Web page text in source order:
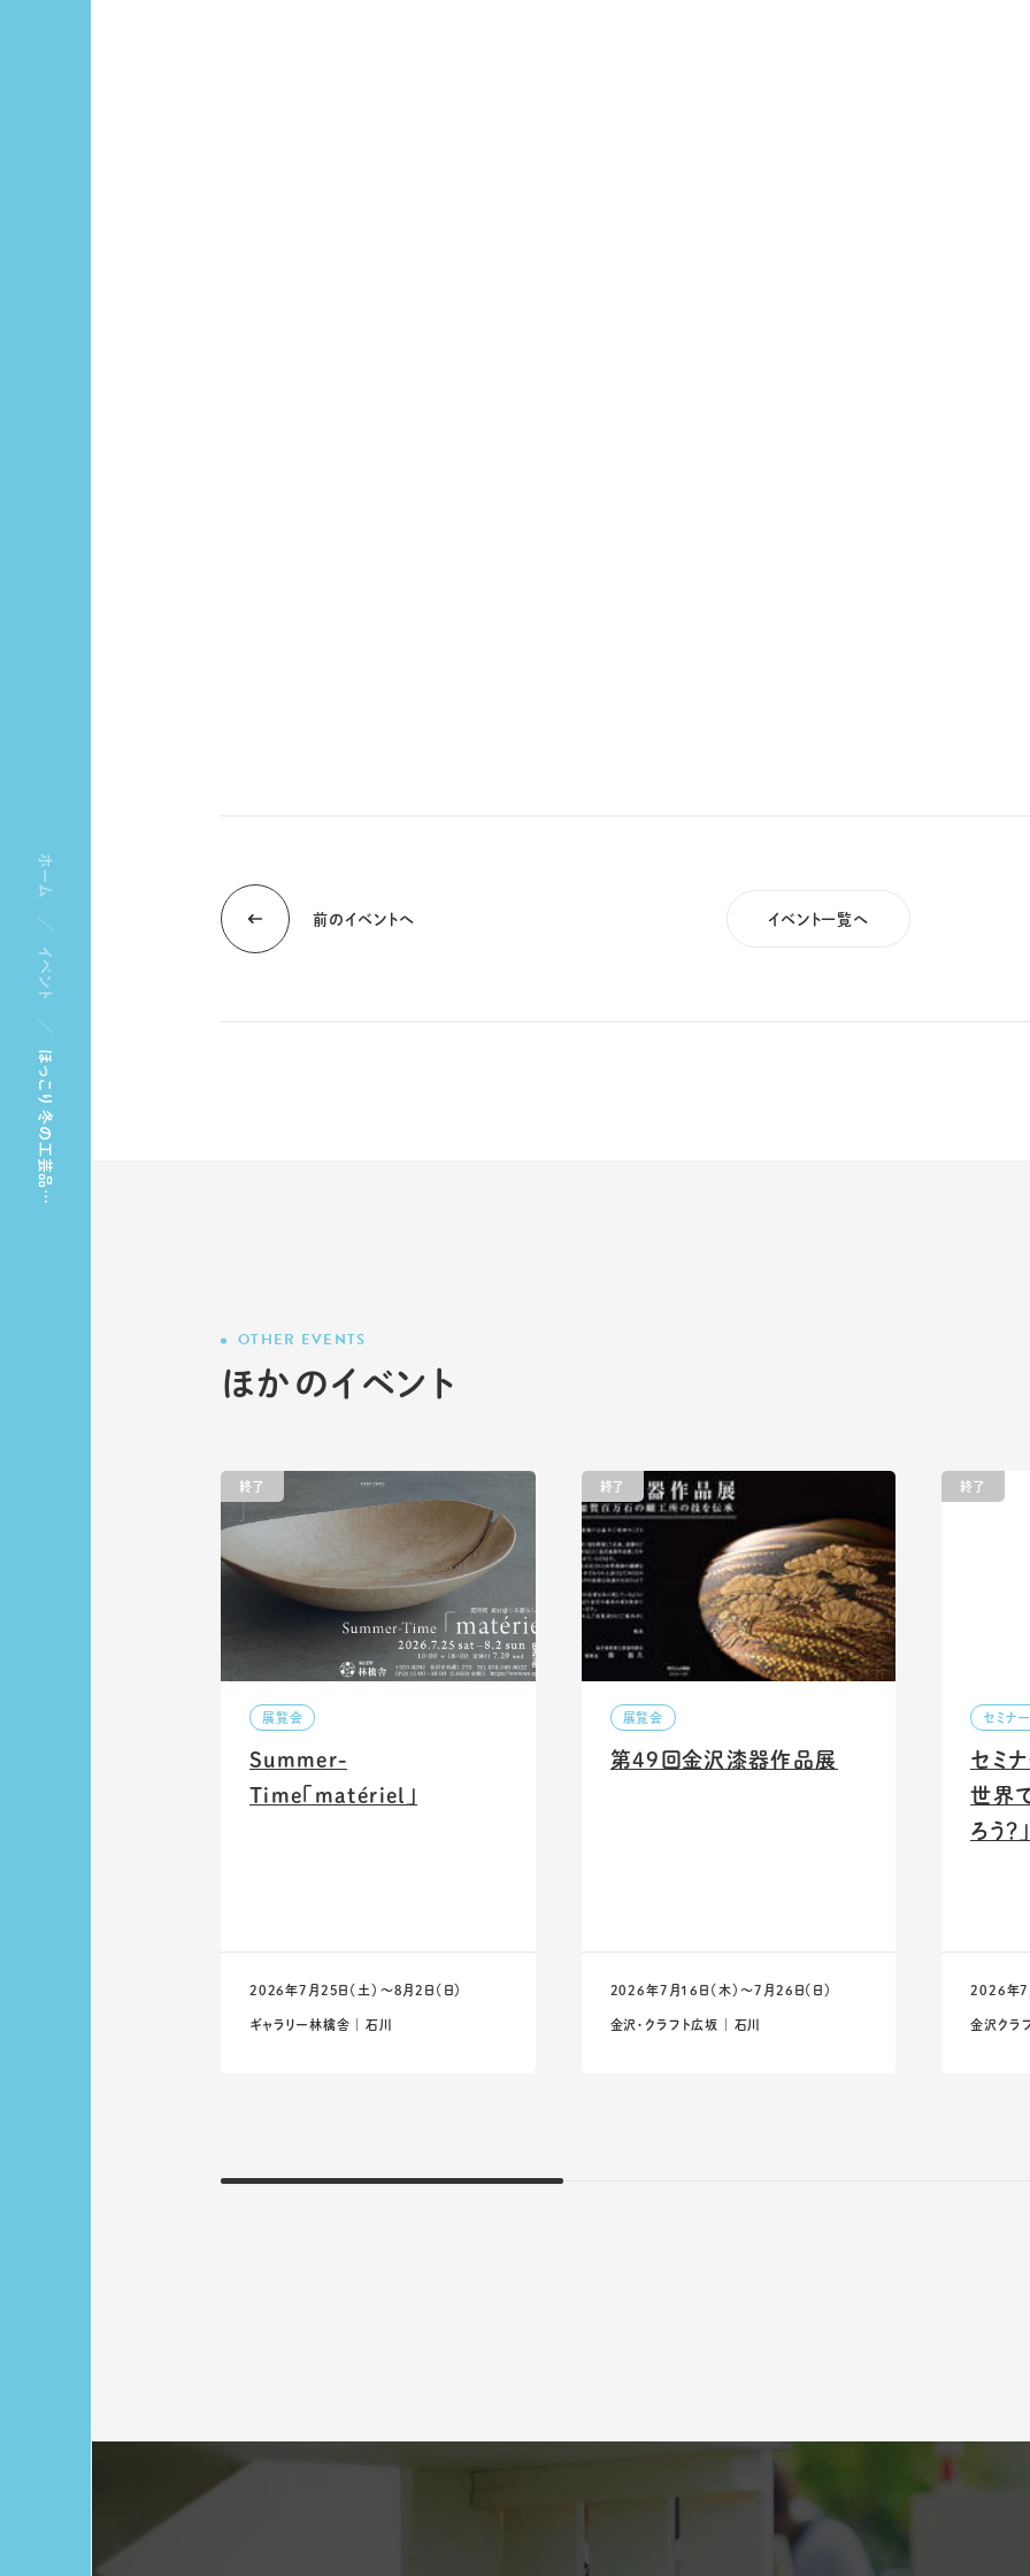
前のイベントへ イベント一覧へ
ほかのイベント
OTHER EVENTS
終了
展覧会
Summer-
Time「matériel」
2026年7月25日（土）〜8月2日（日）
ギャラリー林檎舎 ｜ 石川
終了
展覧会
第49回金沢漆器作品展
2026年7月16日（木）〜7月26日（日）
金沢・クラフト広坂 ｜ 石川
終了
セミナ
セミ
世界
ろう
2026年7
金沢クラ
ホーム
イベント
ほっこり 冬の工芸品…